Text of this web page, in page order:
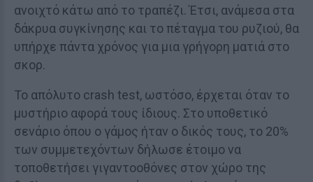
ανοιχτό κάτω από το τραπέζι. Έτσι, ανάμεσα στα
δάκρυα συγκίνησης και το πέταγμα του ρυζιού, θα
υπήρχε πάντα χρόνος για μια γρήγορη ματιά στο
σκορ.
Το απόλυτο crash test, ωστόσο, έρχεται όταν το
μυστήριο αφορά τους ίδιους. Στο υποθετικό
σενάριο όπου ο γάμος ήταν ο δικός τους, το 20%
των συμμετεχόντων δήλωσε έτοιμο να
τοποθετήσει γιγαντοοθόνες στον χώρο της